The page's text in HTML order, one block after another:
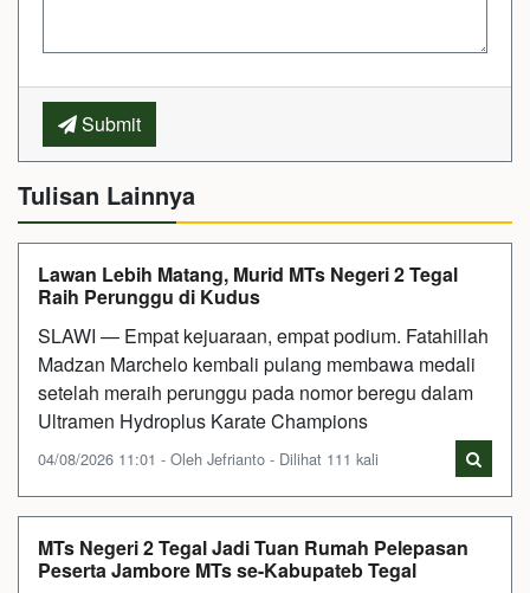
Submit
Tulisan Lainnya
Lawan Lebih Matang, Murid MTs Negeri 2 Tegal
Raih Perunggu di Kudus
SLAWI — Empat kejuaraan, empat podium. Fatahillah
Madzan Marchelo kembali pulang membawa medali
setelah meraih perunggu pada nomor beregu dalam
Ultramen Hydroplus Karate Champions
04/08/2026 11:01 - Oleh Jefrianto - Dilihat 111 kali
MTs Negeri 2 Tegal Jadi Tuan Rumah Pelepasan
Peserta Jambore MTs se-Kabupateb Tegal